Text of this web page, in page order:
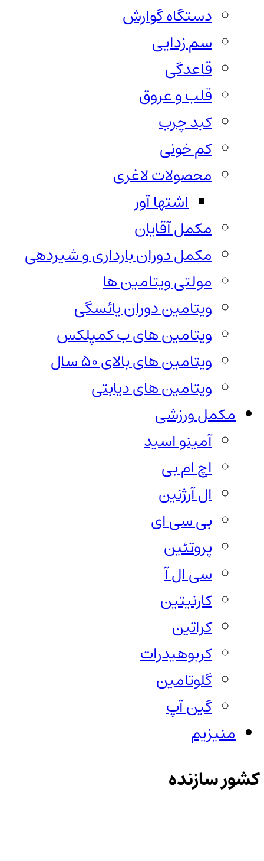
دستگاه گوارش
سم زدایی
قاعدگی
قلب و عروق
کبد چرب
کم خونی
محصولات لاغری
اشتها آور
مکمل آقایان
مکمل دوران بارداری و شیردهی
مولتی ویتامین ها
ویتامین دوران یائسگی
ویتامین های ب کمپلکس
ویتامین های بالای 50 سال
ویتامین های دیابتی
مکمل ورزشی
آمینو اسید
اچ ام بی
ال آرژنین
بی سی ای
پروتئین
سی ال آ
کارنیتین
کراتین
کربوهیدرات
گلوتامین
گین آپ
منیزیم
کشور سازنده